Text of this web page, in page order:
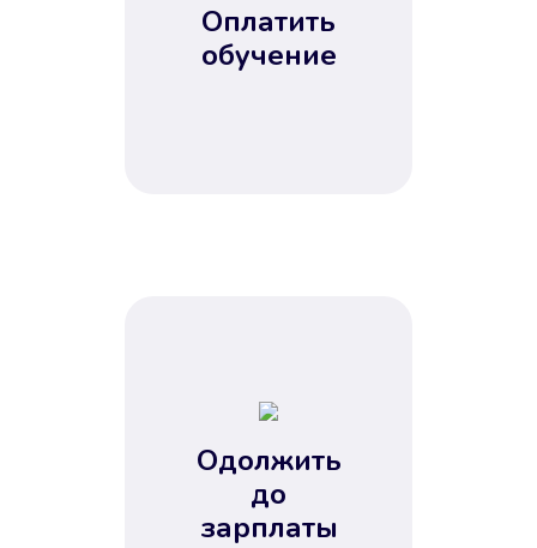
Оплатить
обучение
Одолжить
до
зарплаты